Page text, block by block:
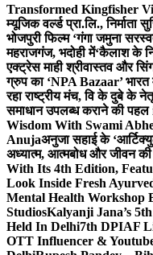
Transformed Kingfisher
म्यूजिक वर्ल्ड प्रा.लि., निर्माता
भोजपुरी फिल्म ‘गंगा जमुना
महराजगंज, भदोही में‘कैलाश के
एक्ट्रेस माही श्रीवास्तव और
ग्रुप का ‘NPA Bazaar’
रहा राष्ट्रीय मंच, वि के दुबे के
समाधान उपलब्ध कराने की पहल
Wisdom With Swami
Anujaअनुजा सहाई के
अध्यात्म, आत्मबोध और जीवन की
With Its 4th Edition,
Look Inside Fresh
Mental Health Workshop
StudiosKalyanji Jana’s
Held In Delhi7th DPIAF
OTT Influencer &